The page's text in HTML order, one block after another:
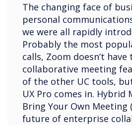
The changing face of
personal
we were all rapidly
Probably the most
calls, Zoom doesn’t have
collaborative meeting
of the other UC tools,
UX Pro comes in. Hybrid
Bring Your Own Meeting
future of enterprise